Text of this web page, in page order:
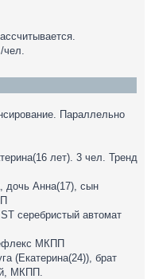
Параллельно
лет). 3 чел. Тренд
дочь Анна(17), сын
серебристый автомат
МКПП
(Екатерина(24)), брат
МКПП.